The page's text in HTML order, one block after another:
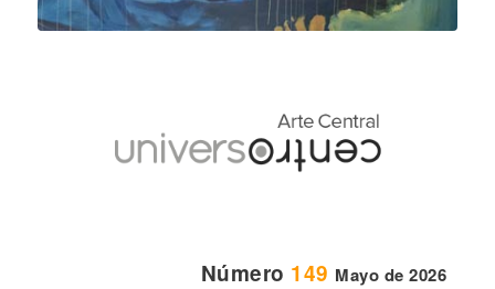
Número 149 Mayo de 2026